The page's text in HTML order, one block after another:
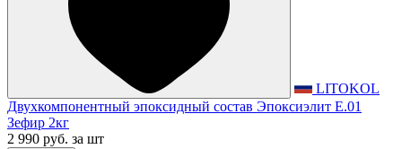
LITOKOL
Двухкомпонентный эпоксидный состав Эпоксиэлит E.01
Зефир 2кг
2 990 руб. за шт